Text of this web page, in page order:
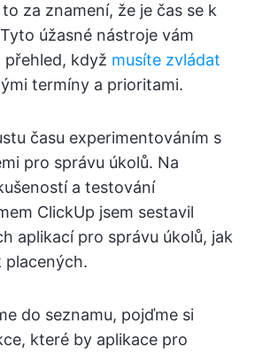
za znamení, že je čas se k
úžasné nástroje vám
když musíte zvládat
termíny a prioritami.
času experimentováním s
pro správu úkolů. Na
a testování
ClickUp jsem sestavil
aplikací pro správu úkolů, jak
placených.
do seznamu, pojďme si
které by aplikace pro